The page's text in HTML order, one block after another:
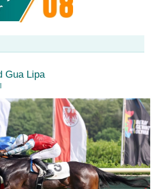
Gua Lipa